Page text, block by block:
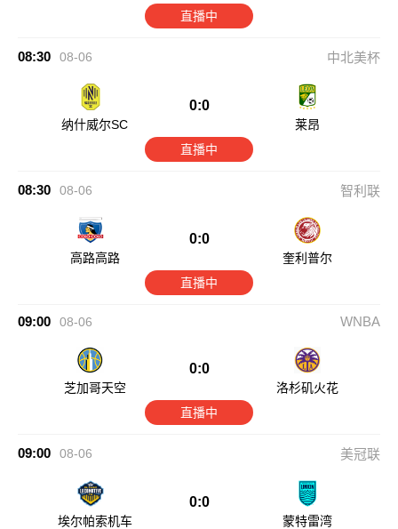
直播中
08:30 08-06 中北美杯
纳什威尔SC
0:0
莱昂
直播中
08:30 08-06 智利联
高路高路
0:0
奎利普尔
直播中
09:00 08-06 WNBA
芝加哥天空
0:0
洛杉矶火花
直播中
09:00 08-06 美冠联
埃尔帕索机车
0:0
蒙特雷湾